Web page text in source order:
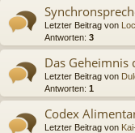
Letzter Beitrag von
Antworten: 3
Das Geheimnis
Letzter Beitrag von
Antworten: 1
Codex
Letzter Beitrag von